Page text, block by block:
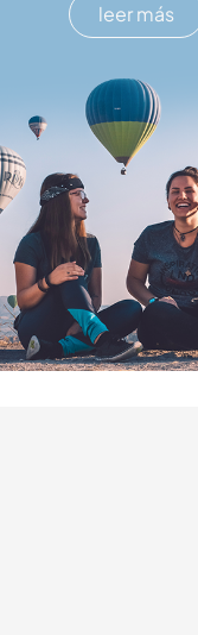
leer más